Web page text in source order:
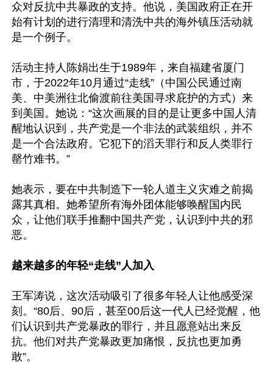
众对反抗中共暴政的支持。他说，美国政府正在开
始有计划的进行清理和清洗中共的海外镇压活动就
是一个例子。
活动主持人陈娟出生于1989年，来自福建省厦门
市，于2022年10月通过“走线”（中国公民通过南
美、中美洲往北偷渡前往美国寻求庇护的方式）来
到美国。她说：“这次画展的目的是让更多中国人清
醒地认识到，共产党是一个非法的武装组织，并不
是一个合法政府。它犯下的滔天罪行和反人类罪行
罄竹难书。”
她表示，要在中共制造下一轮人道主义灾难之前揭
露其真相。她希望所有海外团体能够唤醒国内民
众，让他们联手推翻中国共产党，认识到中共的邪
恶。
越来越多的年轻“走线”人加入
王军涛说，这次活动吸引了很多年轻人让他感受深
刻。“80后、90后，甚至00后这一代人已经觉醒，他
们认识到共产党暴政的罪行，并且愿意站出来反
抗。他们对共产党暴政更加痛恨，反抗也更加勇
敢”。